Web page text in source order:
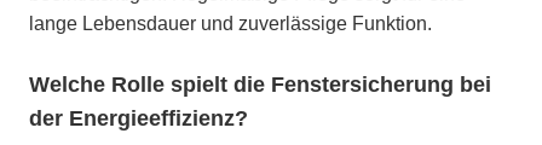
lange Lebensdauer und zuverlässige Funktion.
Welche Rolle spielt die Fenstersicherung bei
der Energieeffizienz?